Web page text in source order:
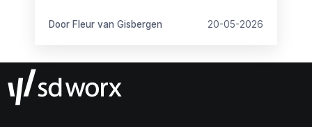
Door Fleur van Gisbergen 20-05-2026